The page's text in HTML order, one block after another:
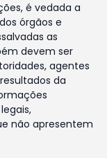
é vedada a
órgãos e
as
devem ser
agentes
da
não apresentem